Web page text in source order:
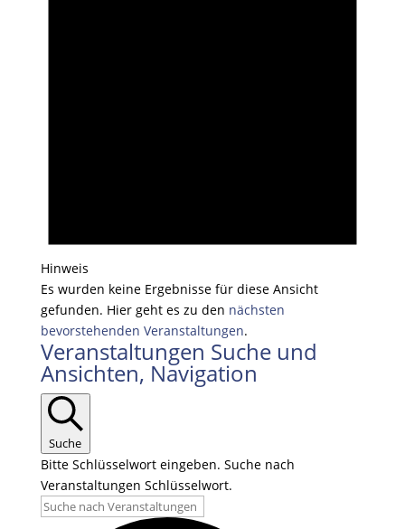
Hinweis
Es wurden keine Ergebnisse für diese Ansicht
gefunden. Hier geht es zu den nächsten
bevorstehenden Veranstaltungen.
Veranstaltungen Suche und
Ansichten, Navigation
Suche
Bitte Schlüsselwort eingeben. Suche nach
Veranstaltungen Schlüsselwort.